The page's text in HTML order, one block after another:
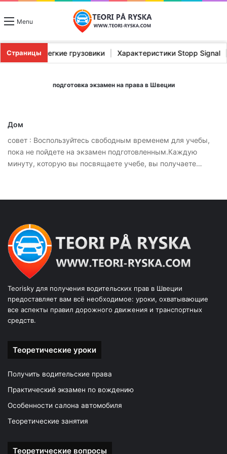
Menu
Страницы
Тяжелые и легкие грузовики | Характеристики Stopp Signal
подготовка экзамен на права в Швеции
Дом
совет : Воспользуйтесь свободным временем для учебы,
пока не пойдете на экзамен подготовленным.Каждую
минуту, которую вы посвящаете учебе, вы получаете…
Teorisky для получения водительских прав в Швеции
предоставляет вам всё необходимое: уроки, охватывающие
все аспекты правил дорожного движения и транспортных
средств.
Теоретические уроки
Получить водительские права
Практический экзамен по вождению
Особенности салона автомобиля
Теоретические занятия
Теоретические вопросы